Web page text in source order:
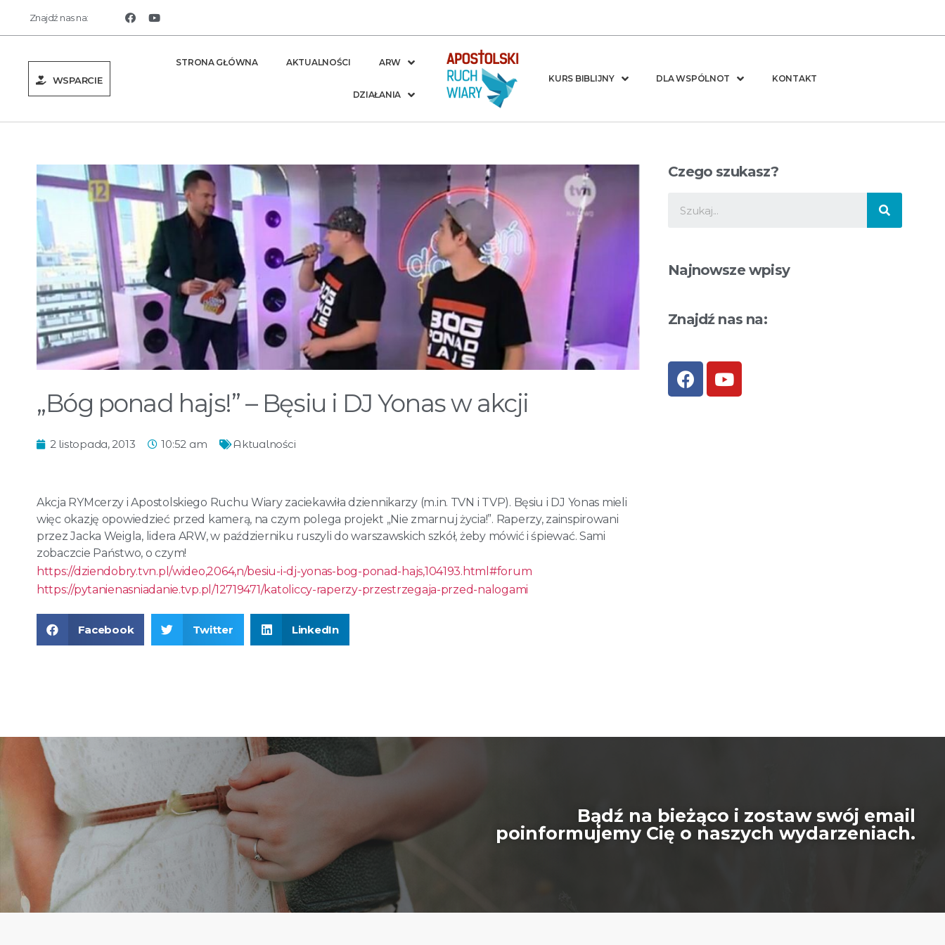
Znajdź nas na:
WSPARCIE
STRONA GŁÓWNA AKTUALNOŚCI ARW
DZIAŁANIA
KURS BIBLIJNY DLA WSPÓLNOT KONTAKT
„Bóg ponad hajs!” – Bęsiu i DJ Yonas w akcji
2 listopada, 2013 10:52 am Aktualności
Akcja RYMcerzy i Apostolskiego Ruchu Wiary zaciekawiła dziennikarzy (m.in. TVN i TVP). Bęsiu i DJ Yonas mieli
więc okazję opowiedzieć przed kamerą, na czym polega projekt „Nie zmarnuj życia!”. Raperzy, zainspirowani
przez Jacka Weigla, lidera ARW, w październiku ruszyli do warszawskich szkół, żeby mówić i śpiewać. Sami
zobaczcie Państwo, o czym!
https://dziendobry.tvn.pl/wideo,2064,n/besiu-i-dj-yonas-bog-ponad-hajs,104193.html#forum
https://pytanienasniadanie.tvp.pl/12719471/katoliccy-raperzy-przestrzegaja-przed-nalogami
Facebook Twitter LinkedIn
Czego szukasz?
Najnowsze wpisy
Znajdź nas na:
Bądź na bieżąco i zostaw swój email
poinformujemy Cię o naszych wydarzeniach.